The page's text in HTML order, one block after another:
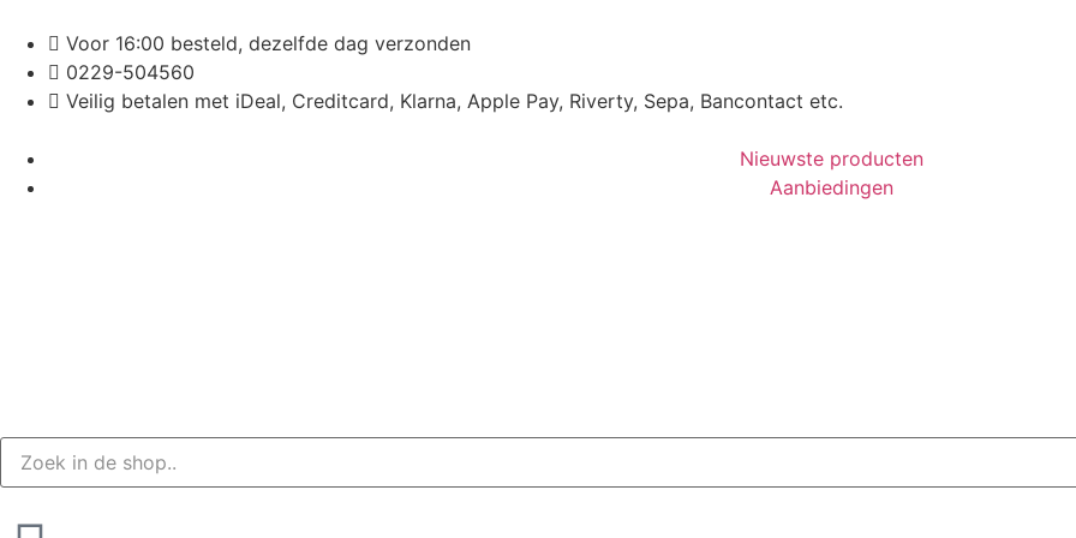
Voor 16:00 besteld, dezelfde dag verzonden
0229-504560
Veilig betalen met iDeal, Creditcard, Klarna, Apple Pay, Riverty, Sepa, Bancontact etc.
Nieuwste producten
Aanbiedingen